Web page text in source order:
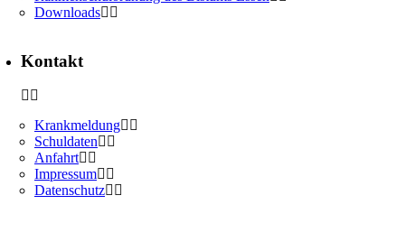
Downloads
Kontakt
Krankmeldung
Schuldaten
Anfahrt
Impressum
Datenschutz